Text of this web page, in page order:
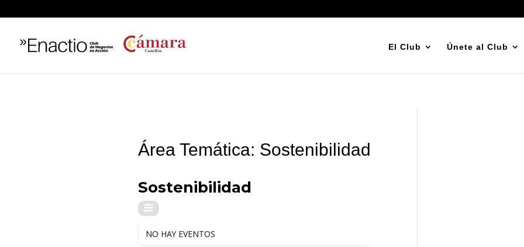
El Club Únete al Club
Área Temática: Sostenibilidad
Sostenibilidad
NO HAY EVENTOS